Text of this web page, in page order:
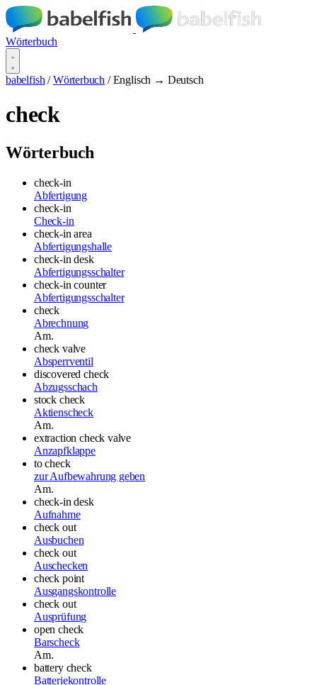
Wörterbuch
babelfish / Wörterbuch / Englisch → Deutsch
check
Wörterbuch
check-in
Abfertigung
check-in
Check-in
check-in area
Abfertigungshalle
check-in desk
Abfertigungsschalter
check-in counter
Abfertigungsschalter
check
Abrechnung
Am.
check valve
Absperrventil
discovered check
Abzugsschach
stock check
Aktienscheck
Am.
extraction check valve
Anzapfklappe
to check
zur Aufbewahrung geben
Am.
check-in desk
Aufnahme
check out
Ausbuchen
check out
Auschecken
check point
Ausgangskontrolle
check out
Ausprüfung
open check
Barscheck
Am.
battery check
Batteriekontrolle